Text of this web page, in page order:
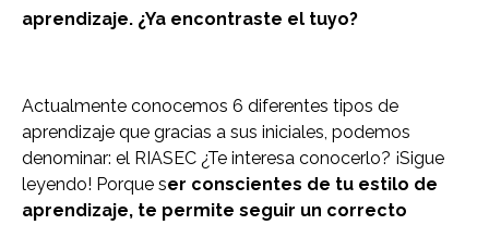
aprendizaje. ¿Ya encontraste el tuyo?
Actualmente conocemos 6 diferentes tipos de
aprendizaje que gracias a sus iniciales, podemos
denominar: el RIASEC ¿Te interesa conocerlo? ¡Sigue
leyendo! Porque ser conscientes de tu estilo de
aprendizaje, te permite seguir un correcto